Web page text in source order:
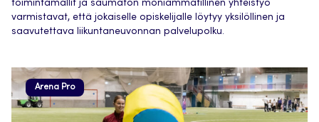
toimintamallit ja saumaton moniammatillinen yhteistyö
varmistavat, että jokaiselle opiskelijalle löytyy yksilöllinen ja
saavutettava liikuntaneuvonnan palvelupolku.
Arena Pro